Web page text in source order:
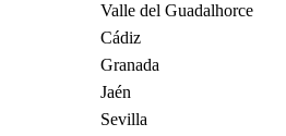
Valle del Guadalhorce
Cádiz
Granada
Jaén
Sevilla